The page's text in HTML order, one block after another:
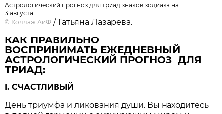
Астрологический прогноз для триад знаков зодиака на
3 августа.
© Коллаж АиФ / Татьяна Лазарева.
КАК ПРАВИЛЬНО
ВОСПРИНИМАТЬ ЕЖЕДНЕВНЫЙ
АСТРОЛОГИЧЕСКИЙ ПРОГНОЗ ДЛЯ
ТРИАД:
I. СЧАСТЛИВЫЙ
День триумфа и ликования души. Вы находитесь